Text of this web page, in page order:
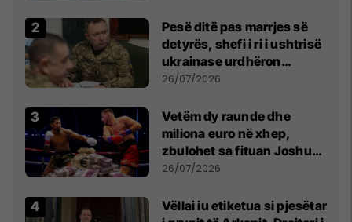
Pesë ditë pas marrjes së
detyrës, shefi i ri i ushtrisë
ukrainase urdhëron
kontroll të madh
26/07/2026
Vetëm dy raunde dhe
miliona euro në xhep,
zbulohet sa fituan Joshua
e Prenga
26/07/2026
Vëllai iu etiketua si pjesëtar